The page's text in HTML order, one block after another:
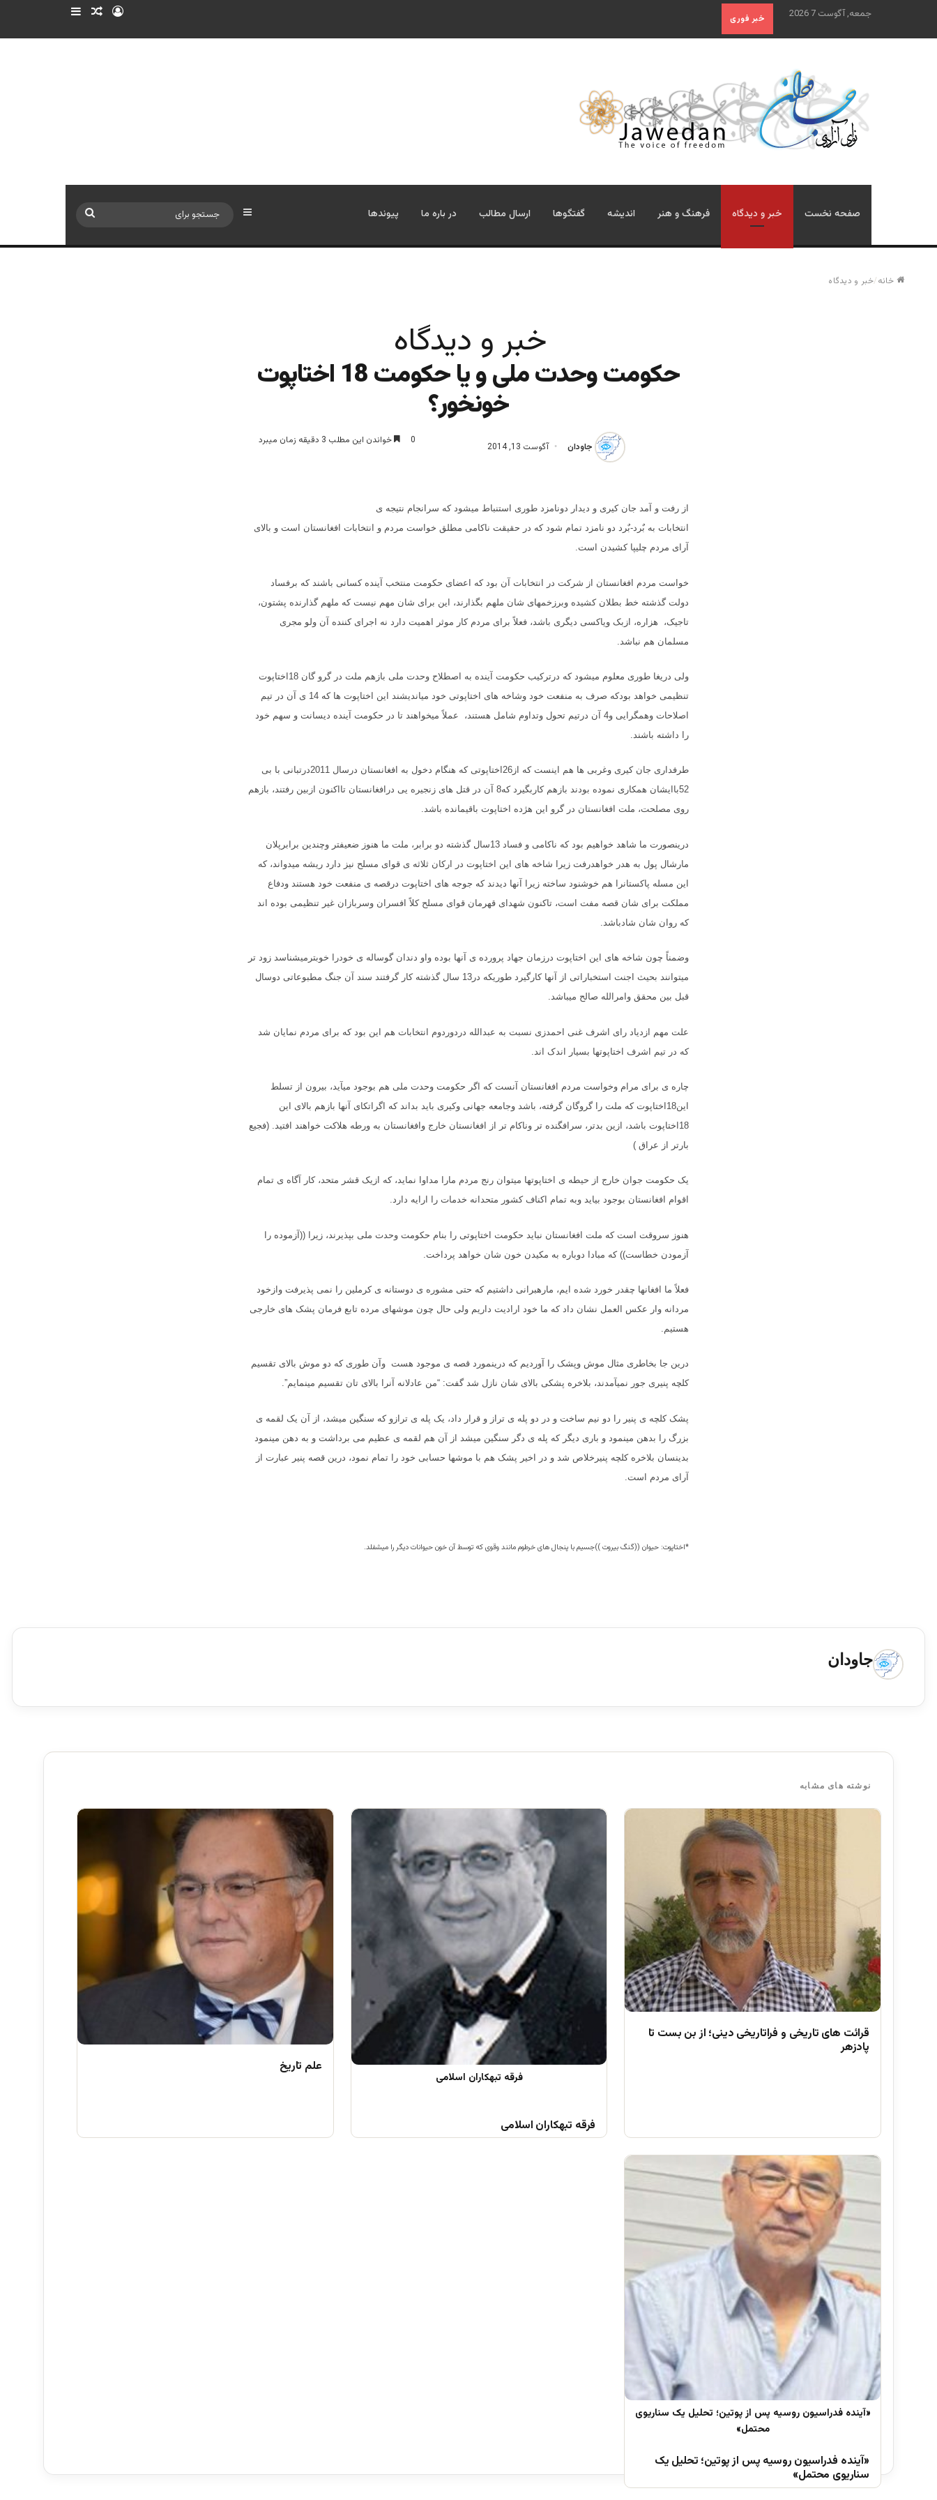
جمعه, آگوست 7 2026 خبر فوری ورود نوشته تصادفی
صفحه نخست خبر و دیدگاه فرهنگ و هنر اندیشه گفتگوها ارسال مطالب در باره ما پیوندها سایدبار
خانه/خبر و دیدگاه
خبر و دیدگاه
حکومت وحدت ملی و یا حکومت 18 اختاپوت
خونخور؟
جاودان آگوست 13, 2014
0 خواندن این مطلب 3 دقیقه زمان میبرد
از رفت و آمد جان کیری و دیدار دونامزد طوری استنباط میشود که سرانجام نتیجه ی
انتخابات به بٌرد-بٌرد دو نامزد تمام شود که در حقیقت ناکامی مطلق خواست مردم و انتخابات افغانستان است و بالای
آرای مردم چلیپا کشیدن است.
خواست مردم افغانستان از شرکت در انتخابات آن بود که اعضای حکومت منتخب آینده کسانی باشند که برفساد
دولت گذشته خط بطلان کشیده وبرزخمهای شان ملهم بگذارند، این برای شان مهم نیست که ملهم گذارنده پشتون،
تاجیک، هزاره، ازبک ویاکسی دیگری باشد، فعلاً برای مردم کار موثر اهمیت دارد نه اجرای کننده آن ولو مجری
مسلمان هم نباشد
ولی دریغا طوری معلوم میشود که درترکیب حکومت آینده به اصطلاح وحدت ملی بازهم ملت در گرو گان 18اختاپوت
تنظیمی خواهد بودکه صرف به منفعت خود وشاخه های اختاپوتی خود میاندیشند این اختاپوت ها که 14 ی آن در تیم
اصلاحات وهمگرایی و4 آن درتیم تحول وتداوم شامل هستند، عملاً میخواهند تا در حکومت آینده دیسانت و سهم خود
را داشته باشند
طرفداری جان کیری وغربی ها هم اینست که از26اختاپوتی که هنگام دخول به افغانستان درسال 2011درتبانی با بی
52باایشان همکاری نموده بودند بازهم کاربگیرد که8 آن در قتل های زنجیره یی درافغانستان تااکنون ازبین رفتند، بازهم
روی مصلحت، ملت افغانستان در گرو این هژده اختاپوت باقیمانده باشد.
درینصورت ما شاهد خواهیم بود که ناکامی و فساد 13سال گذشته دو برابر، ملت ما هنوز ضعیفتر وچندین برابرپلان
مارشال پول به هدر خواهدرفت زیرا شاخه های این اختاپوت در ارکان ثلاثه ی قوای مسلح نیز دارد ریشه میدواند، که
این مسله پاکستانرا هم خوشنود ساخته زیرا آنها دیدند که جوجه های اختاپوت درقصه ی منفعت خود هستند ودفاع
مملکت برای شان قصه مفت است، تاکنون شهدای قهرمان قوای مسلح کلاً افسران وسربازان غیر تنظیمی بوده اند
که روان شان شادباشد
وضمناً چون شاخه های این اختاپوت درزمان جهاد پرورده ی آنها بوده واو دندان گوساله ی خودرا خوبترمیشناسد زود تر
میتوانند بحیث اجنت استخباراتی از آنها کارگیرد طوریکه در13 سال گذشته کار گرفتند سند آن جنگ مطبوعاتی دوسال
قبل بین محقق وامرالله صالح میباشد.
علت مهم ازدیاد رای اشرف غنی احمدزی نسبت به عبدالله دردوردوم انتخابات هم این بود که برای مردم نمایان شد
که در تیم اشرف اختاپوتها بسیار اندک اند
چاره ی برای مرام وخواست مردم افغانستان آنست که اگر حکومت وحدت ملی هم بوجود میآید، بیرون از تسلط
این18اختاپوت که ملت را گروگان گرفته، باشد وجامعه جهانی وکیری باید بداند که اگراتکای آنها بازهم بالای این
18اختاپوت باشد، ازین بدتر، سرافگنده تر وناکام تر از افغانستان خارج وافغانستان به ورطه هلاکت خواهند افتید. (فجیع
بارتر از عراق )
یک حکومت جوان خارج از حیطه ی اختاپوتها میتوان رنج مردم مارا مداوا نماید، که ازیک قشر متحد، کار آگاه ی تمام
اقوام افغانستان بوجود بیاید وبه تمام اکناف کشور متحدانه خدمات را ارایه دارد.
هنوز سروقت است که ملت افغانستان نباید حکومت اختاپوتی را بنام حکومت وحدت ملی بپذیرند، زیرا ((آزموده را
آزمودن خطاست)) که مبادا دوباره به مکیدن خون شان خواهد پرداخت
فعلاً ما افغانها چقدر خورد شده ایم، مارهبرانی داشتیم که حتی مشوره ی دوستانه ی کرملین را نمی پذیرفت وازخود
مردانه وار عکس العمل نشان داد که ما خود ارادیت داریم ولی حال چون موشهای مرده تابع فرمان پشک های خارجی
هستیم.
درین جا بخاطری مثال موش وپشک را آوردیم که درینمورد قصه ی موجود هست وآن طوری که دو موش بالای تقسیم
کلچه پنیری جور نمیآمدند، بلاخره پشکی بالای شان نازل شد گفت: “من عادلانه آنرا بالای تان تقسیم مینمایم”.
پشک کلچه ی پنیر را دو نیم ساخت و در دو پله ی تراز و قرار داد، یک پله ی ترازو که سنگین میشد، از آن یک لقمه ی
بزرگ را بدهن مینمود و باری دیگر که پله ی دگر سنگین میشد از آن هم لقمه ی عظیم می برداشت و به دهن مینمود
بدینسان بلاخره کلچه پنیرخلاص شد و در اخیر پشک هم با موشها حسابی خود را تمام نمود، درین قصه پنیر عبارت از
آرای مردم است
*اختاپوت: حیوان ((گنگ بیروت ))جسیم با پنجال های خرطوم مانند وقوی که توسط آن خون حیوانات دیگر را میشفلد.
جاودان
نوشته های مشابه
قرائت های تاریخی و فراتاریخی دینی؛ از بن بست تا
پادزهر
فرقه تبهکاران اسلامی
علم تاریخ
«آینده فدراسیون روسیه پس از پوتین؛ تحلیل یک
سناریوی محتمل»